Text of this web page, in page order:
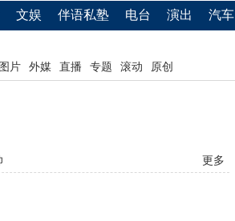
文娱 伴语私塾 电台 演出 汽车
图片 外媒 直播 专题 滚动 原创
更多